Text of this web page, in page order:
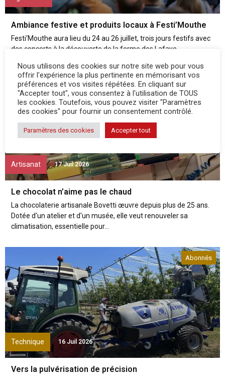
Ambiance festive et produits locaux à Festi’Mouthe
Festi'Mouthe aura lieu du 24 au 26 juillet, trois jours festifs avec
des concerts à la découverte de la ferme des Lafaye....
Artisanat 17 Juil 2026
Le chocolat n’aime pas le chaud
La chocolaterie artisanale Bovetti œuvre depuis plus de 25 ans.
Dotée d'un atelier et d'un musée, elle veut renouveler sa
climatisation, essentielle pour...
Technique
Abonnés
16 Juil 2026
Vers la pulvérisation de précision
Nous utilisons des cookies sur notre site web pour vous
offrir l'expérience la plus pertinente en mémorisant vos
préférences et vos visites répétées. En cliquant sur
"Accepter tout", vous consentez à l'utilisation de TOUS
les cookies. Toutefois, vous pouvez visiter "Paramètres
des cookies" pour fournir un consentement contrôlé.
Paramètres des cookies Accepter tout